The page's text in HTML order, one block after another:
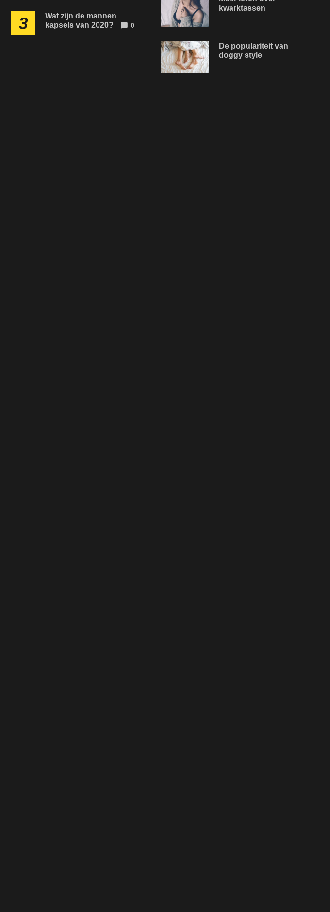
3
Wat zijn de mannen
kapsels van 2020?
0
kwarktassen
De populariteit van
doggy style